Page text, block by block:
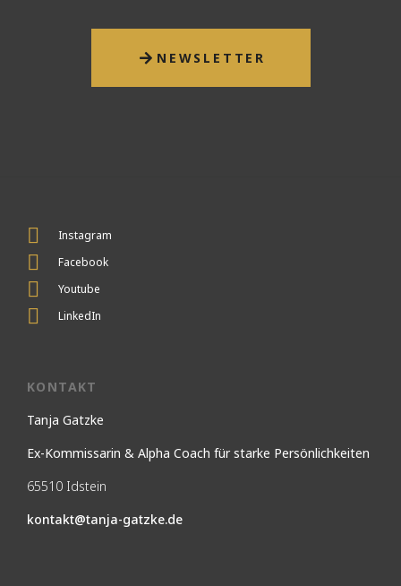
NEWSLETTER
Instagram
Facebook
Youtube
LinkedIn
KONTAKT
Tanja Gatzke
Ex-Kommissarin & Alpha Coach für starke Persönlichkeiten
65510 Idstein
kontakt@tanja-gatzke.de